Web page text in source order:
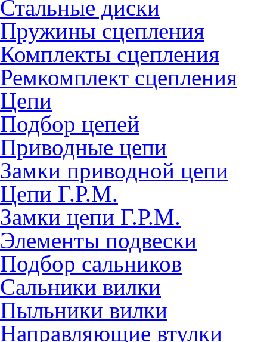
Стальные диски
Пружины сцепления
Комплекты сцепления
Ремкомплект сцепления
Цепи
Подбор цепей
Приводные цепи
Замки приводной цепи
Цепи Г.Р.М.
Замки цепи Г.Р.М.
Элементы подвески
Подбор сальников
Сальники вилки
Пыльники вилки
Направляющие втулки